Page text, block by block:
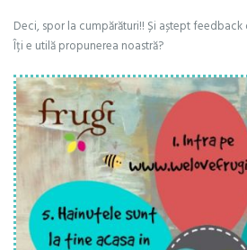
Deci, spor la cumpărături!! Și aștept
Îți e utilă propunerea noastră?